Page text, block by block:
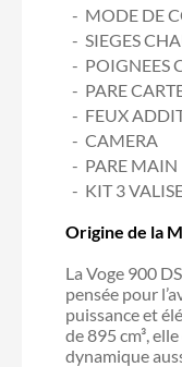
MODE DE
SIEGES
POIGNEES
PARE
FEUX
CAMERA
PARE MAIN
KIT 3
Origine de la
La Voge 900
pensée pour
puissance et
de 895 cm³,
dynamique